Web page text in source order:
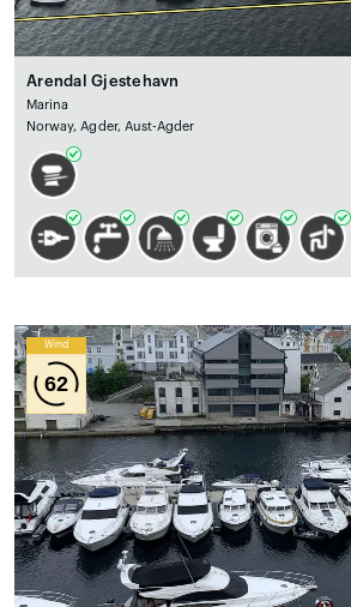
Arendal Gjestehavn
Marina
Norway, Agder, Aust-Agder
Wind
62